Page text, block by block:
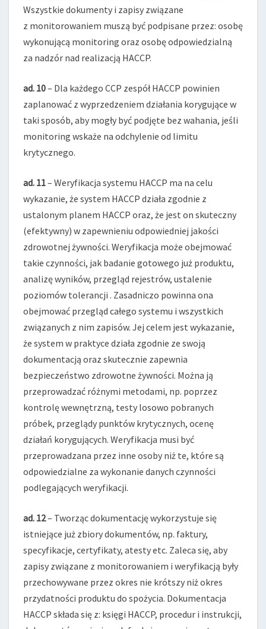
Wszystkie dokumenty i zapisy związane
z monitorowaniem muszą być podpisane przez: osobę
wykonującą monitoring oraz osobę odpowiedzialną
za nadzór nad realizacją HACCP.
ad. 10– Dla każdego CCP zespół HACCP powinien
zaplanować z wyprzedzeniem działania korygujące w
taki sposób, aby mogły być podjęte bez wahania, jeśli
monitoring wskaże na odchylenie od limitu
krytycznego.
ad. 11– Weryfikacja systemu HACCP ma na celu
wykazanie, że system HACCP działa zgodnie z
ustalonym planem HACCP oraz, że jest on skuteczny
(efektywny) w zapewnieniu odpowiedniej jakości
zdrowotnej żywności. Weryfikacja może obejmować
takie czynności, jak badanie gotowego już produktu,
analizę wyników, przegląd rejestrów, ustalenie
poziomów tolerancji . Zasadniczo powinna ona
obejmować przegląd całego systemu i wszystkich
związanych z nim zapisów. Jej celem jest wykazanie,
że system w praktyce działa zgodnie ze swoją
dokumentacją oraz skutecznie zapewnia
bezpieczeństwo zdrowotne żywności. Można ją
przeprowadzać różnymi metodami, np. poprzez
kontrolę wewnętrzną, testy losowo pobranych
próbek, przeglądy punktów krytycznych, ocenę
działań korygujących. Weryfikacja musi być
przeprowadzana przez inne osoby niż te, które są
odpowiedzialne za wykonanie danych czynności
podlegających weryfikacji.
ad. 12– Tworząc dokumentację wykorzystuje się
istniejące już zbiory dokumentów, np. faktury,
specyfikacje, certyfikaty, atesty etc. Zaleca się, aby
zapisy związane z monitorowaniem i weryfikacją były
przechowywane przez okres nie krótszy niż okres
przydatności produktu do spożycia. Dokumentacja
HACCP składa się z: księgi HACCP, procedur i instrukcji,